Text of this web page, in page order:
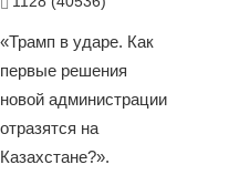
«Трамп в ударе. Как
первые решения
новой администрации
отразятся на
Казахстане?».